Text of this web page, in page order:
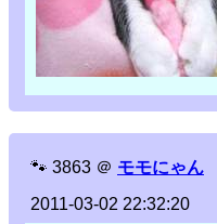
🐾 3863 ＠ モモにゃん
2011-03-02 22:32:20